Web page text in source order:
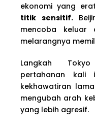
ekonomi yang
titik sensitif.
mencoba keluar
melarangnya
Langkah
pertahanan kali
kekhawatiran
mengubah arah
yang lebih agresif.